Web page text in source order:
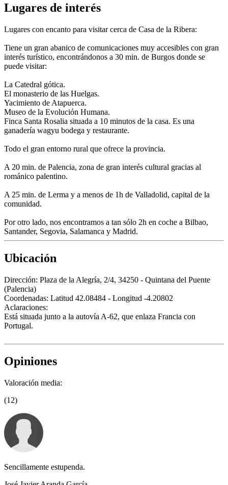
Lugares de interés
Lugares con encanto para visitar cerca de Casa de la Ribera:
Tiene un gran abanico de comunicaciones muy accesibles con gran
interés turístico, encontrándonos a 30 min. de Burgos donde se
puede visitar:
La Catedral gótica.
El monasterio de las Huelgas.
Yacimiento de Atapuerca.
Museo de la Evolución Humana.
Finca Santa Rosalia situada a 10 minutos de la casa. Es una
ganadería wagyu bodega y restaurante.
Todo el gran entorno rural que ofrece la provincia.
A 20 min. de Palencia, zona de gran interés cultural gracias al
románico palentino.
A 25 min. de Lerma y a menos de 1h de Valladolid, capital de la
comunidad.
Por otro lado, nos encontramos a tan sólo 2h en coche a Bilbao,
Santander, Segovia, Salamanca y Madrid.
Ubicación
Dirección: Plaza de la Alegría, 2/4, 34250 - Quintana del Puente
(Palencia)
Coordenadas: Latitud 42.08484 - Longitud -4.20802
Aclaraciones:
Está situada junto a la autovía A-62, que enlaza Francia con
Portugal.
Opiniones
Valoración media:
(12)
Sencillamente estupenda.